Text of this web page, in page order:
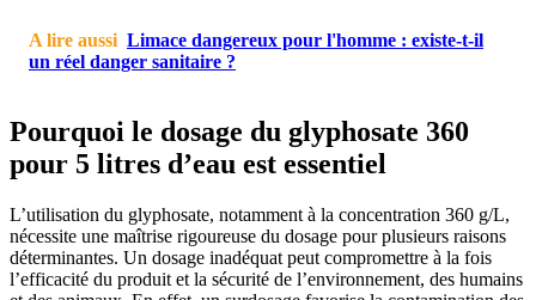
A lire aussi Limace dangereux pour l'homme : existe-t-il
un réel danger sanitaire ?
Pourquoi le dosage du glyphosate 360
pour 5 litres d’eau est essentiel
L’utilisation du glyphosate, notamment à la concentration 360 g/L,
nécessite une maîtrise rigoureuse du dosage pour plusieurs raisons
déterminantes. Un dosage inadéquat peut compromettre à la fois
l’efficacité du produit et la sécurité de l’environnement, des humains